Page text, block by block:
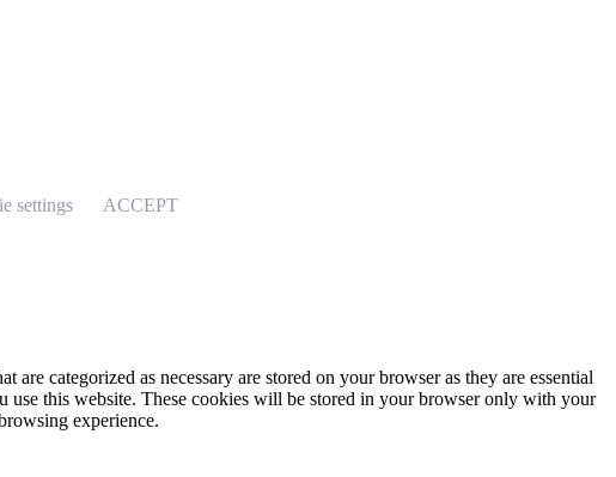
settings ACCEPT
categorized as necessary are stored on your browser as they are essential
this website. These cookies will be stored in your browser only with your
experience.